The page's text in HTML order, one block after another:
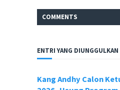
COMMENTS
ENTRI YANG DIUNGGULKAN
Kang Andhy Calon